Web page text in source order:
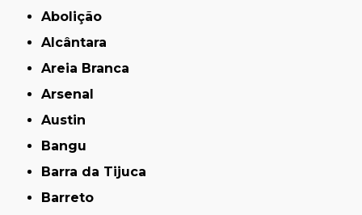
Abolição
Alcântara
Areia Branca
Arsenal
Austin
Bangu
Barra da Tijuca
Barreto